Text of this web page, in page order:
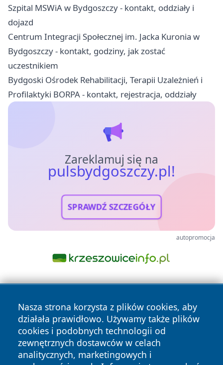
Szpital MSWiA w Bydgoszczy - kontakt, oddziały i
dojazd
Centrum Integracji Społecznej im. Jacka Kuronia w
Bydgoszczy - kontakt, godziny, jak zostać
uczestnikiem
Bydgoski Ośrodek Rehabilitacji, Terapii Uzależnień i
Profilaktyki BORPA - kontakt, rejestracja, oddziały
Zareklamuj się na
pulsbydgoszczy.pl!
SPRAWDŹ SZCZEGÓŁY
autopromocja
Nasza strona korzysta z plików cookies, aby
działała prawidłowo. Używamy także plików
cookies i podobnych technologii od
zewnętrznych dostawców w celach
analitycznych, marketingowych i
Copyright © 2026 pulsbydgoszczy.pl Wszystkie prawa
zastrzeżone.